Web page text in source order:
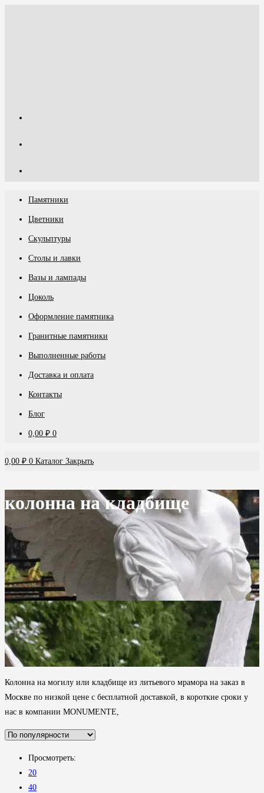
Памятники
Цветники
Скульптуры
Столы и лавки
Вазы и лампады
Цоколь
Оформление памятника
Гранитные памятники
Выполненные работы
Доставка и оплата
Контакты
Блог
0,00 ₽ 0
0,00 ₽ 0 Каталог Закрыть
колонна на кладбище
Колонна на могилу или кладбище из литьевого мрамора на заказ в
Москве по низкой цене с бесплатной доставкой, в короткие сроки у
нас в компании MONUMENTE,
Просмотреть:
20
40